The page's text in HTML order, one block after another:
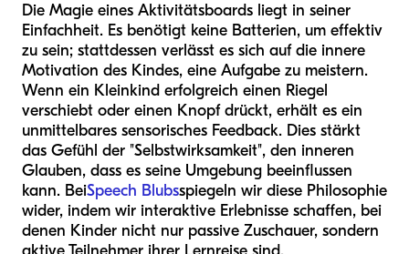
Die Magie eines Aktivitätsboards liegt in seiner
Einfachheit. Es benötigt keine Batterien, um effektiv
zu sein; stattdessen verlässt es sich auf die innere
Motivation des Kindes, eine Aufgabe zu meistern.
Wenn ein Kleinkind erfolgreich einen Riegel
verschiebt oder einen Knopf drückt, erhält es ein
unmittelbares sensorisches Feedback. Dies stärkt
das Gefühl der "Selbstwirksamkeit", den inneren
Glauben, dass es seine Umgebung beeinflussen
kann. BeiSpeech Blubsspiegeln wir diese Philosophie
wider, indem wir interaktive Erlebnisse schaffen, bei
denen Kinder nicht nur passive Zuschauer, sondern